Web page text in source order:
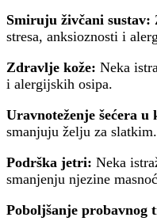
Smiruju živčani sustav:
stresa, anksioznosti i
Zdravlje kože: Neka
i alergijskih osipa.
Uravnoteženje šećera u
smanjuju želju za slatkim.
Podrška jetri: Neka
smanjenju njezine
Poboljšanje probavnog